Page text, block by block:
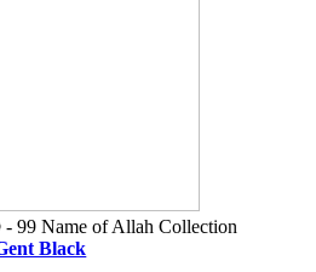
99 Name of Allah Collection
Black